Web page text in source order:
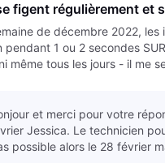
figent régulièrement et
de décembre 2022,
1 ou 2 secondes
même tous les jours - il me
et merci pour votre
Jessica. Le technicien
possible alors le 28 février